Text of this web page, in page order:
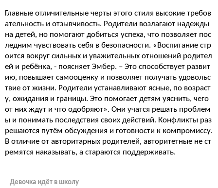
Главные отличительные черты этого стиля высокие требов
ательность и отзывчивость. Родители возлагают надежды
на детей, но помогают добиться успеха, что позволяет пос
ледним чувствовать себя в безопасности. «Воспитание стр
оится вокруг сильных и уважительных отношений родител
ей и ребёнка, - поясняет Эмбер. – Это способствует развит
ию, повышает самооценку и позволяет получать удовольс
твие от жизни. Родители устанавливают ясные, по возраст
у, ожидания и границы. Это помогает детям уяснить, чего
от них ждут и что одобряют». Они учатся решать проблем
ы и понимать последствия своих действий. Конфликты раз
решаются путём обсуждения и готовности к компромиссу.
В отличие от авторитарных родителей, авторитетные не ст
ремятся наказывать, а стараются поддерживать.
Девочка идёт в школу